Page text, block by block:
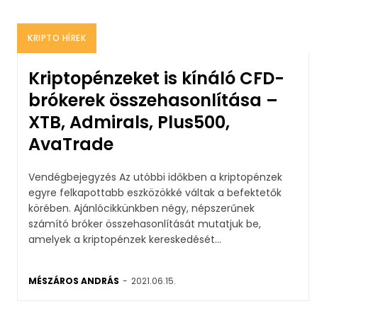
KRIPTO HÍREK
Kriptopénzeket is kínáló CFD-
brókerek összehasonlítása –
XTB, Admirals, Plus500,
AvaTrade
Vendégbejegyzés Az utóbbi időkben a kriptopénzek
egyre felkapottabb eszközökké váltak a befektetők
körében. Ajánlócikkünkben négy, népszerűnek
számító bróker összehasonlítását mutatjuk be,
amelyek a kriptopénzek kereskedését...
MÉSZÁROS ANDRÁS - 2021.06.15.